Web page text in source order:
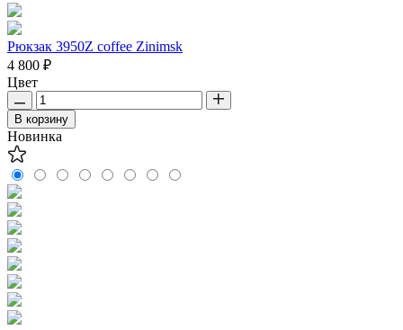
Рюкзак 3950Z coffee Zinimsk
4 800 ₽
Цвет
В корзину
Новинка